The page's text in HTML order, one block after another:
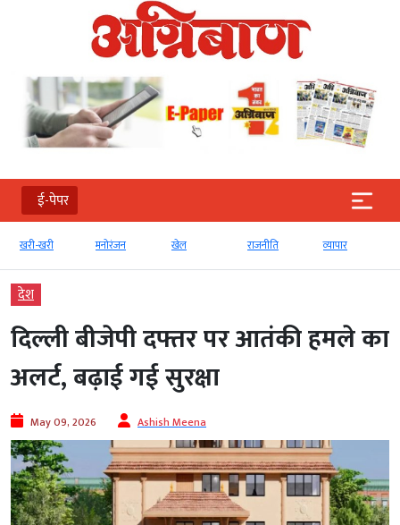
ई-पेपर
खरी-खरी मनोरंजन खेल राजनीति व्‍यापार
देश
दिल्ली बीजेपी दफ्तर पर आतंकी हमले का
अलर्ट, बढ़ाई गई सुरक्षा
May 09, 2026 Ashish Meena